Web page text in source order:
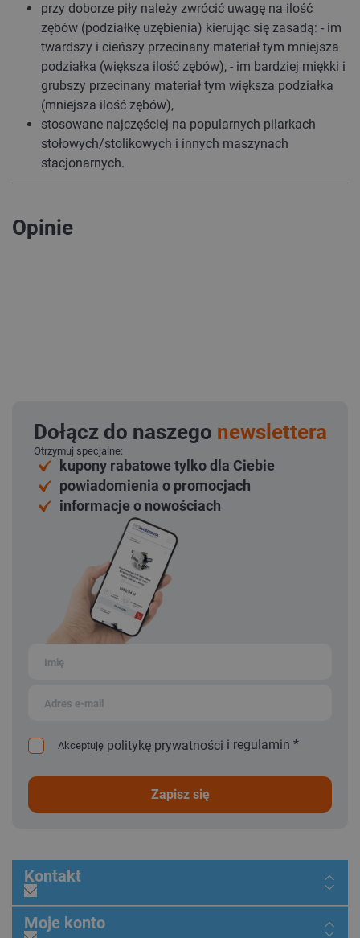
przy doborze piły należy zwrócić uwagę na ilość
zębów (podziałkę uzębienia) kierując się zasadą: - im
twardszy i cieńszy przecinany materiał tym mniejsza
podziałka (większa ilość zębów), - im bardziej miękki i
grubszy przecinany materiał tym większa podziałka
(mniejsza ilość zębów),
stosowane najczęściej na popularnych pilarkach
stołowych/stolikowych i innych maszynach
stacjonarnych.
Opinie
Dołącz do naszego newslettera
Otrzymuj specjalne:
kupony rabatowe tylko dla Ciebie
powiadomienia o promocjach
informacje o nowościach
Akceptuję politykę prywatności i regulamin *
zapisz się
Kontakt
Moje konto